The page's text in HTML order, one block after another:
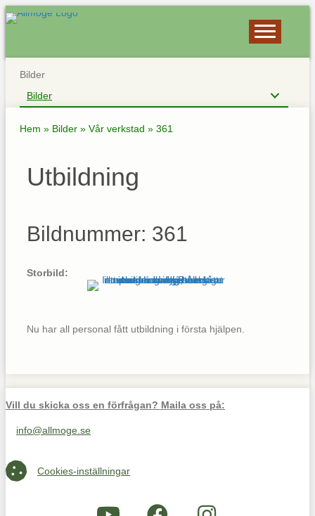
Bilder
Bilder
Hem » Bilder » Vår verkstad » 361
Utbildning
Bildnummer: 361
Storbild:
Nu har all personal fått utbildning i första hjälpen.
Vill du skicka oss en förfrågan? Maila oss på:
Maila oss på info@allmoge.se
info@allmoge.se
Cookies-inställningar
Cookies-inställningar